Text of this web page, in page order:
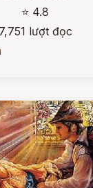
⭐ 4.8
7,751 lượt đọc